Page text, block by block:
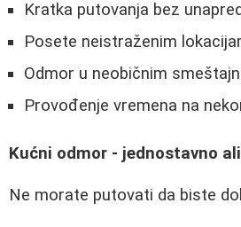
Kratka putovanja bez
Posete neistraženim
Odmor u neobičnim
Provođenje vremena na
Kućni odmor - jednostavno
Ne morate putovati da biste